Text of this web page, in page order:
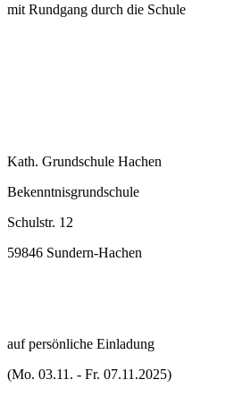
mit Rundgang durch die Schule
Kath. Grundschule Hachen
Bekenntnisgrundschule
Schulstr. 12
59846 Sundern-Hachen
auf persönliche Einladung
(Mo. 03.11. - Fr. 07.11.2025)